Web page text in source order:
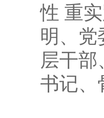
性 重
明、党
层干
书记、